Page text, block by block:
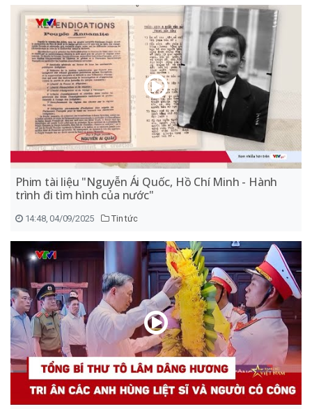
Phim tài liệu "Nguyễn Ái Quốc, Hồ Chí Minh - Hành
trình đi tìm hình của nước"
14:48, 04/09/2025 Tin tức